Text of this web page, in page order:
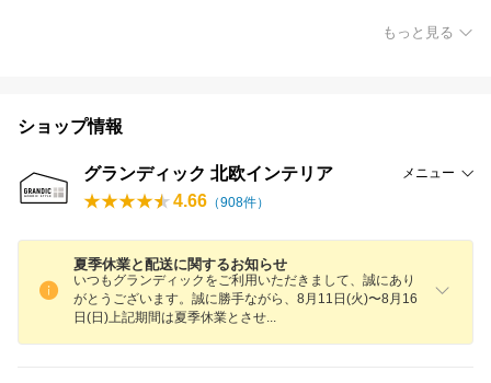
もっと見る
ショップ情報
グランディック 北欧インテリア メニュー
4.66 （908件）
夏季休業と配送に関するお知らせ
いつもグランディックをご利用いただきまして、誠にあり
がとうございます。誠に勝手ながら、8月11日(火)〜8月16
日(日)上記期間は夏季休業とさせ